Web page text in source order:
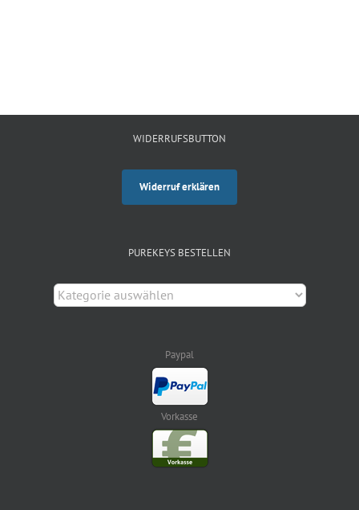
WIDERRUFSBUTTON
Widerruf erklären
PUREKEYS BESTELLEN
Paypal
Vorkasse